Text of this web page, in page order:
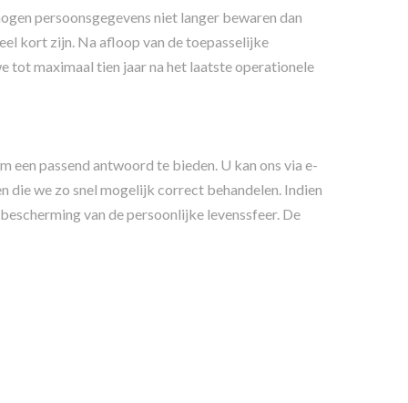
persoonsgegevens niet langer bewaren dan
kort zijn. Na afloop van de toepasselijke
tot maximaal tien jaar na het laatste operationele
passend antwoord te bieden. U kan ons via e-
we zo snel mogelijk correct behandelen. Indien
van de persoonlijke levenssfeer. De